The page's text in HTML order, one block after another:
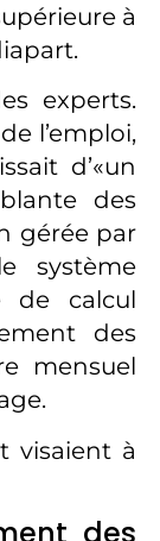
à
experts.
l’emploi,
d’«un
des
gérée par
système
de calcul
des
mensuel
visaient à